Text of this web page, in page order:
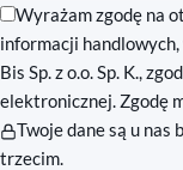
Zgody marketingowe
Wyrażam zgodę na
informacji
Bis Sp. z o.o. Sp. K.,
elektronicznej. Zgodę
Twoje dane są u nas
trzecim.